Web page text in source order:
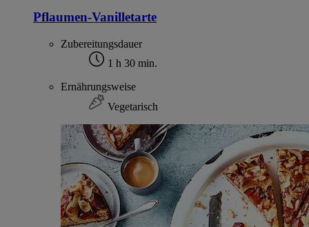
Pflaumen-Vanilletarte
Zubereitungsdauer
1 h 30 min.
Ernährungsweise
Vegetarisch